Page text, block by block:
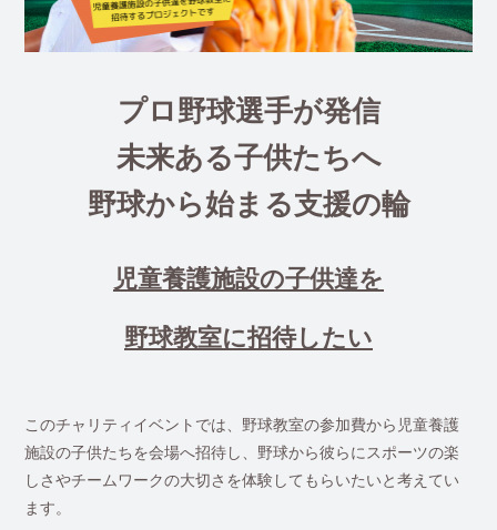
プロ野球選手が発信
未来ある子供たちへ
野球から始まる支援の輪
児童養護施設の子供達を
野球教室に招待したい
このチャリティイベントでは、野球教室の参加費から児童養護
施設の子供たちを会場へ招待し、野球から彼らにスポーツの楽
しさやチームワークの大切さを体験してもらいたいと考えてい
ます。